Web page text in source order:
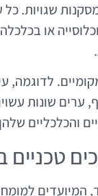
שגויות.
או
לדוגמה,
ערים שונות
והכלכליים
המיועדים